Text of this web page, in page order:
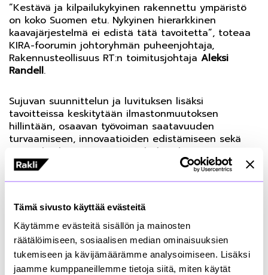
Tämä sivusto käyttää evästeitä
Käytämme evästeitä sisällön ja mainosten
räätälöimiseen, sosiaalisen median ominaisuuksien
tukemiseen ja kävijämäärämme analysoimiseen. Lisäksi
jaamme kumppaneillemme tietoja siitä, miten käytät
”Kestävä ja kilpailukykyinen rakennettu ympäristö
on koko Suomen etu. Nykyinen hierarkkinen
kaavajärjestelmä ei edistä tätä tavoitetta”, toteaa
KIRA-foorumin johtoryhmän puheenjohtaja,
Rakennusteollisuus RT:n toimitusjohtaja Aleksi
Randell.
Sujuvan suunnittelun ja luvituksen lisäksi
tavoitteissa keskitytään ilmastonmuutoksen
hillintään, osaavan työvoiman saatavuuden
turvaamiseen, innovaatioiden edistämiseen sekä
peräänkuulutetaan ministeri(öt)ä rakennetun
ympäristön kokonaisohjaukseen. Tulevan
vaalikauden aikana on myös uudistettava liikenteen
se palvelee sekä ihmisten liikkumisen että
tavaroiden kuljetuksen nykyisiä ja tulevia tarpeita.
”Kiinteistö- ja rakentamisalan toimien merkittävyys
kasvaa tulevaisuudessa, kun esimerkiksi
ilmastonmuutos ja kaupungistuminen muovaavat